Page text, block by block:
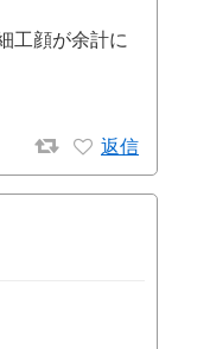
工顔が余計に
返信